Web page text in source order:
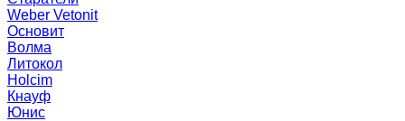
Weber Vetonit
Основит
Волма
Литокол
Holcim
Кнауф
Юнис